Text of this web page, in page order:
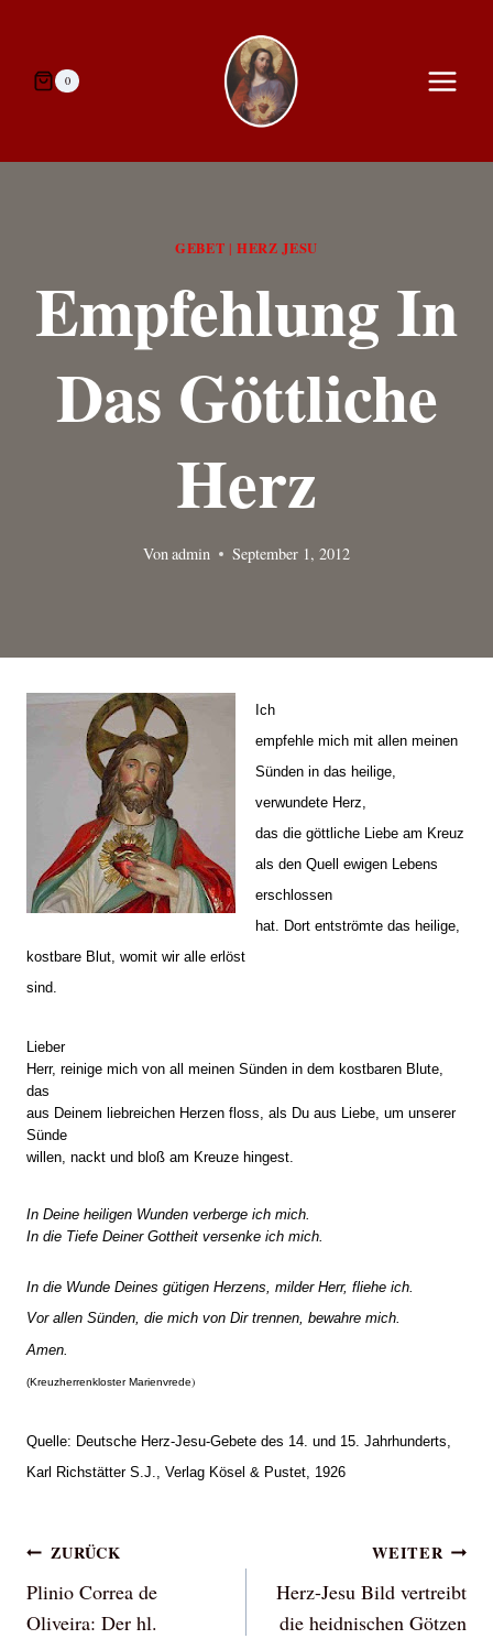
springen0
GEBET |HERZ JESU
Empfehlung In
Das Göttliche
Herz
Vonadmin September 1, 2012
Ich
empfehle mich mit allen meinen
Sünden in das heilige,
verwundete Herz,
das die göttliche Liebe am Kreuz
als den Quell ewigen Lebens
erschlossen
hat. Dort entströmte das heilige,
kostbare Blut, womit wir alle erlöst
sind.
Lieber
Herr, reinige mich von all meinen Sünden in dem kostbaren Blute,
das
aus Deinem liebreichen Herzen floss, als Du aus Liebe, um unserer
Sünde
willen, nackt und bloß am Kreuze hingest.
In Deine heiligen Wunden verberge ich mich.
In die Tiefe Deiner Gottheit versenke ich mich.
In die Wunde Deines gütigen Herzens, milder Herr, fliehe ich.
Vor allen Sünden, die mich von Dir trennen, bewahre mich.
Amen.
(Kreuzherrenkloster Marienvrede)
Quelle: Deutsche Herz-Jesu-Gebete des 14. und 15. Jahrhunderts,
Karl Richstätter S.J., Verlag Kösel & Pustet, 1926
Beitragsnavigation
ZURÜCK
Plinio Correa de
Oliveira: Der hl.
WEITER
Herz-Jesu Bild vertreibt
die heidnischen Götzen